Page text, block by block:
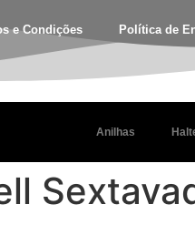
e Condições Política de
Anilhas